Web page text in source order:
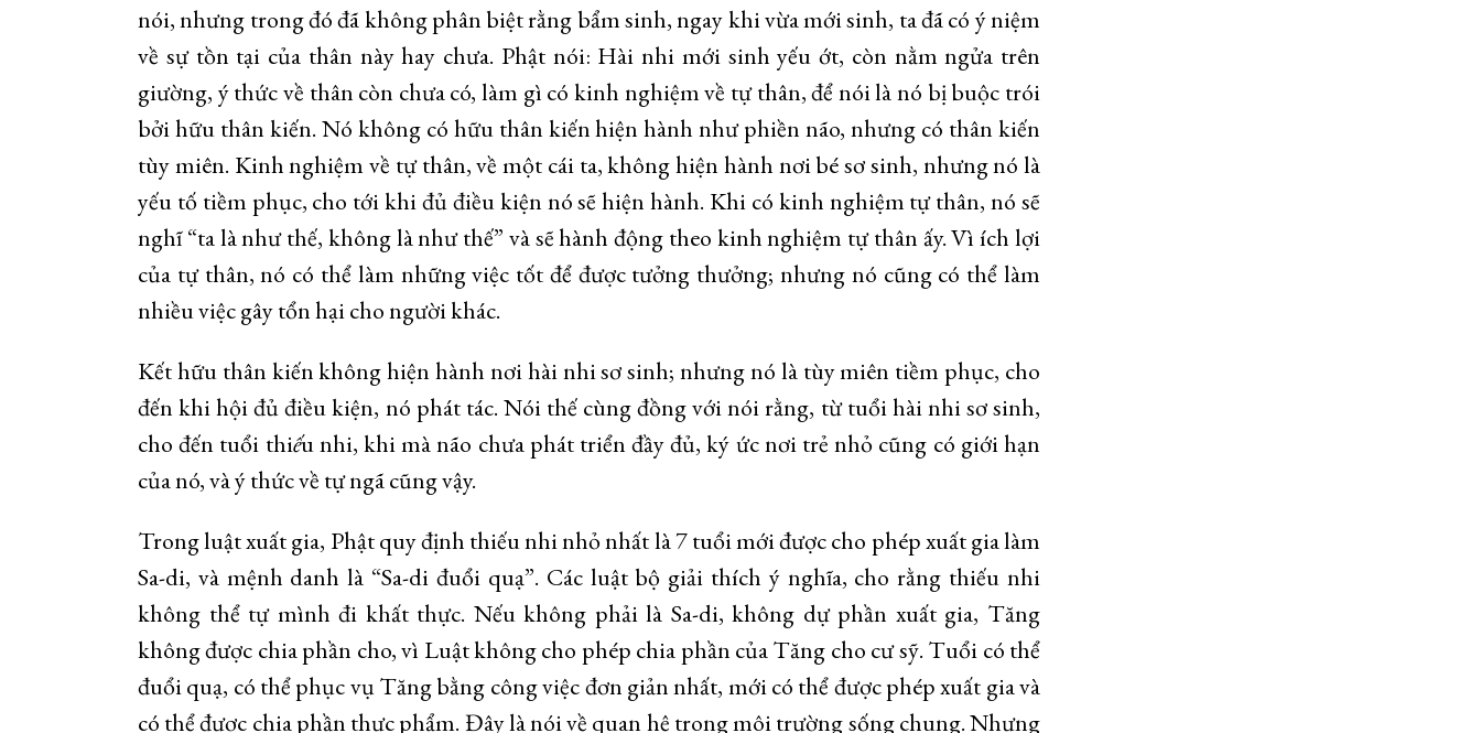
nói, nhưng trong đó đã không phân biệt rằng bẩm sinh, ngay khi vừa mới sinh, ta đã có ý niệm
về sự tồn tại của thân này hay chưa. Phật nói: Hài nhi mới sinh yếu ớt, còn nằm ngửa trên
giường, ý thức về thân còn chưa có, làm gì có kinh nghiệm về tự thân, để nói là nó bị buộc trói
bởi hữu thân kiến. Nó không có hữu thân kiến hiện hành như phiền não, nhưng có thân kiến
tùy miên. Kinh nghiệm về tự thân, về một cái ta, không hiện hành nơi bé sơ sinh, nhưng nó là
yếu tố tiềm phục, cho tới khi đủ điều kiện nó sẽ hiện hành. Khi có kinh nghiệm tự thân, nó sẽ
nghĩ “ta là như thế, không là như thế” và sẽ hành động theo kinh nghiệm tự thân ấy. Vì ích lợi
của tự thân, nó có thể làm những việc tốt để được tưởng thưởng; nhưng nó cũng có thể làm
nhiều việc gây tổn hại cho người khác.
Kết hữu thân kiến không hiện hành nơi hài nhi sơ sinh; nhưng nó là tùy miên tiềm phục, cho
đến khi hội đủ điều kiện, nó phát tác. Nói thế cùng đồng với nói rằng, từ tuổi hài nhi sơ sinh,
cho đến tuổi thiếu nhi, khi mà não chưa phát triển đầy đủ, ký ức nơi trẻ nhỏ cũng có giới hạn
của nó, và ý thức về tự ngã cũng vậy.
Trong luật xuất gia, Phật quy định thiếu nhi nhỏ nhất là 7 tuổi mới được cho phép xuất gia làm
Sa-di, và mệnh danh là “Sa-di đuổi quạ”. Các luật bộ giải thích ý nghĩa, cho rằng thiếu nhi
không thể tự mình đi khất thực. Nếu không phải là Sa-di, không dự phần xuất gia, Tăng
không được chia phần cho, vì Luật không cho phép chia phần của Tăng cho cư sỹ. Tuổi có thể
đuổi quạ, có thể phục vụ Tăng bằng công việc đơn giản nhất, mới có thể được phép xuất gia và
có thể được chia phần thực phẩm. Đây là nói về quan hệ trong môi trường sống chung. Nhưng